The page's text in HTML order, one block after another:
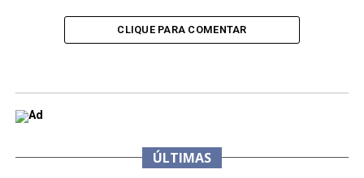
CLIQUE PARA COMENTAR
ÚLTIMAS